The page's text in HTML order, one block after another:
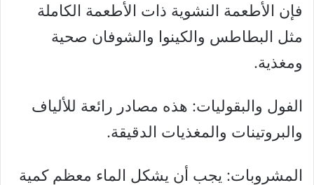
فإن الأطعمة النشوية ذات الأطعمة الكاملة
مثل البطاطس والكينوا والشوفان صحية
ومغذية.
الفول والبقوليات: هذه مصادر رائعة للألياف
والبروتينات والمغذيات الدقيقة.
المشروبات: يجب أن يشكل الماء معظم كمية